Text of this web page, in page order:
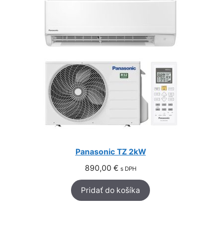
Panasonic TZ 2kW
890,00 € s DPH
Pridať do košíka